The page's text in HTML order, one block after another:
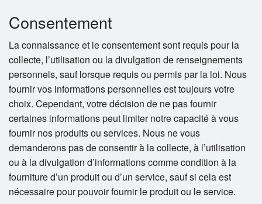
Consentement
La connaissance et le consentement sont requis pour la
collecte, l’utilisation ou la divulgation de renseignements
personnels, sauf lorsque requis ou permis par la loi. Nous
fournir vos informations personnelles est toujours votre
choix. Cependant, votre décision de ne pas fournir
certaines informations peut limiter notre capacité à vous
fournir nos produits ou services. Nous ne vous
demanderons pas de consentir à la collecte, à l’utilisation
ou à la divulgation d’informations comme condition à la
fourniture d’un produit ou d’un service, sauf si cela est
nécessaire pour pouvoir fournir le produit ou le service.